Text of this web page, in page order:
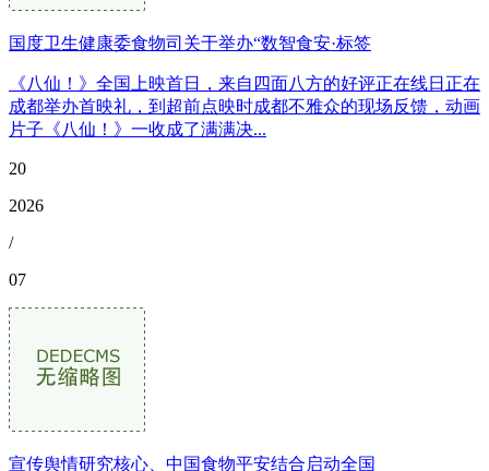
国度卫生健康委食物司关于举办“数智食安·标签
《八仙！》全国上映首日，来自四面八方的好评正在线日正在
成都举办首映礼，到超前点映时成都不雅众的现场反馈，动画
片子《八仙！》一收成了满满决...
20
2026
/
07
宣传舆情研究核心、中国食物平安结合启动全国